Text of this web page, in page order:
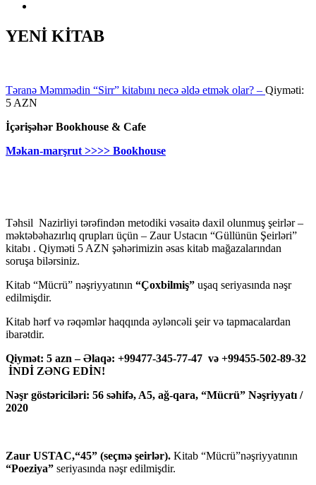
YENİ KİTAB
Təranə Məmmədin “Sirr” kitabını necə əldə etmək olar? – Qiyməti:
5 AZN
İçərişəhər Bookhouse & Cafe
Məkan-marşrut >>>> Bookhouse
Təhsil Nazirliyi tərəfindən metodiki vəsaitə daxil olunmuş şeirlər –
məktəbəhazırlıq qrupları üçün – Zaur Ustacın “Güllünün Şeirləri”
kitabı . Qiyməti 5 AZN şəhərimizin əsas kitab mağazalarından
soruşa bilərsiniz.
Kitab “Mücrü” nəşriyyatının “Çoxbilmiş” uşaq seriyasında nəşr
edilmişdir.
Kitab hərf və rəqəmlər haqqında əyləncəli şeir və tapmacalardan
ibarətdir.
Qiymət: 5 azn – Əlaqə: +99477-345-77-47 və +99455-502-89-32
İNDİ ZƏNG EDİN!
Nəşr göstəriciləri: 56 səhifə, A5, ağ-qara, “Mücrü” Nəşriyyatı /
2020
Zaur USTAC,“45” (seçmə şeirlər). Kitab “Mücrü”nəşriyyatının
“Poeziya” seriyasında nəşr edilmişdir.